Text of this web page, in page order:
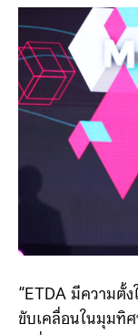
“ETDA มีความตั้ง
ขับเคลื่อนในมุมทิศ